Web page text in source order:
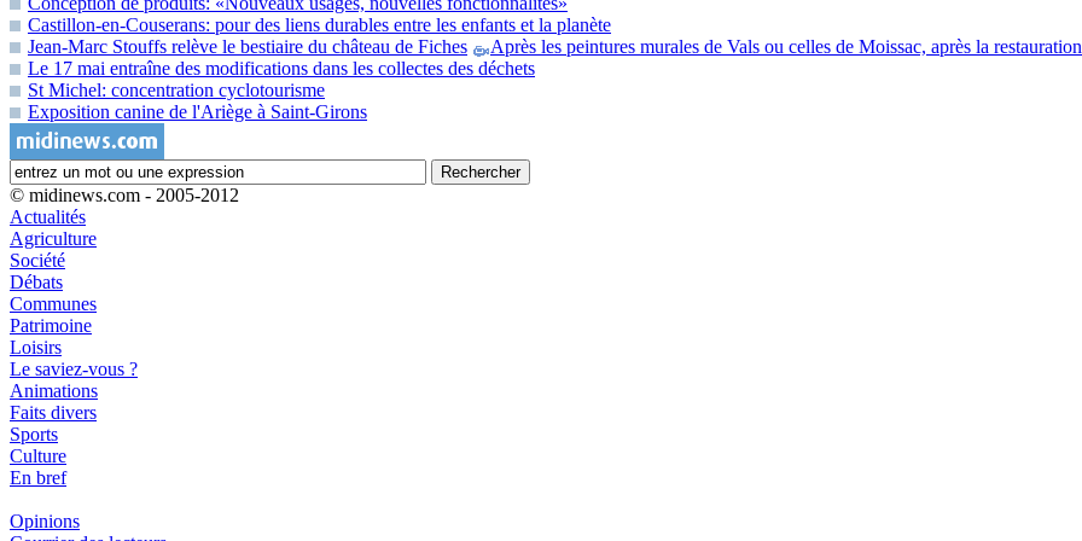
Castillon-en-Couserans: pour des liens durables entre les enfants et la planète
Jean-Marc Stouffs relève le bestiaire du château de Fiches
Après les peintures murales de Vals ou celles de Moissac, après la
Le 17 mai entraîne des modifications dans les collectes des déchets
St Michel: concentration cyclotourisme
Exposition canine de l'Ariège à Saint-Girons
© midinews.com - 2005-2012
Actualités
Agriculture
Société
Débats
Communes
Patrimoine
Loisirs
Le saviez-vous ?
Animations
Faits divers
Sports
Culture
En bref
Opinions